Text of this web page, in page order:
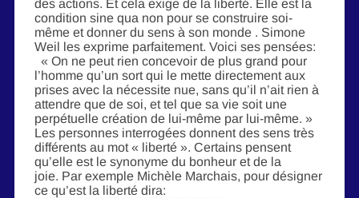
des actions. Et cela exige de la liberté. Elle est la
condition sine qua non pour se construire soi-
même et donner du sens à son monde . Simone
Weil les exprime parfaitement. Voici ses pensées:
« On ne peut rien concevoir de plus grand pour
l’homme qu’un sort qui le mette directement aux
prises avec la nécessite nue, sans qu’il n’ait rien à
attendre que de soi, et tel que sa vie soit une
perpétuelle création de lui-même par lui-même. »
Les personnes interrogées donnent des sens très
différents au mot « liberté ». Certains pensent
qu’elle est le synonyme du bonheur et de la
joie. Par exemple Michèle Marchais, pour désigner
ce qu’est la liberté dira: